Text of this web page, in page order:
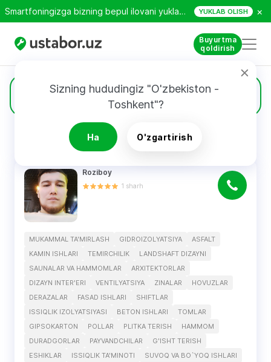
Smartfoningizga bizning bepul ilovani yuklab oling! YUKLAB OLISH ×
Buyurtma
qoldirish
Sizning hududingiz "O'zbekiston -
Toshkent"?
Ha O'zgartirish
Duradgorlar
QIDIRUV NATIJALARI
Roziboy
1 sharh
MUKAMMAL TA'MIRLASH GIDROIZOLYATSIYA
ASFALT
KAMIN ISHLARI
TEMIRCHILIK
LANDSHAFT DIZAYNI
SAUNALAR VA HAMMOMLAR
ARXITEKTORLAR
DIZAYN INTER'ERI
VENTILYATSIYA ZINALAR
HOVUZLAR
DERAZALAR
FASAD ISHLARI
SHIFTLAR
ISSIQLIK IZOLYATSIYASI
BETON ISHLARI
TOMLAR
GIPSOKARTON
POLLAR PLITKA TERISH
HAMMOM
DURADGORLAR
PAYVANDCHILAR
G'ISHT TERISH
ESHIKLAR
ISSIQLIK TA'MINOTI
SUVOQ VA BO`YOQ ISHLARI